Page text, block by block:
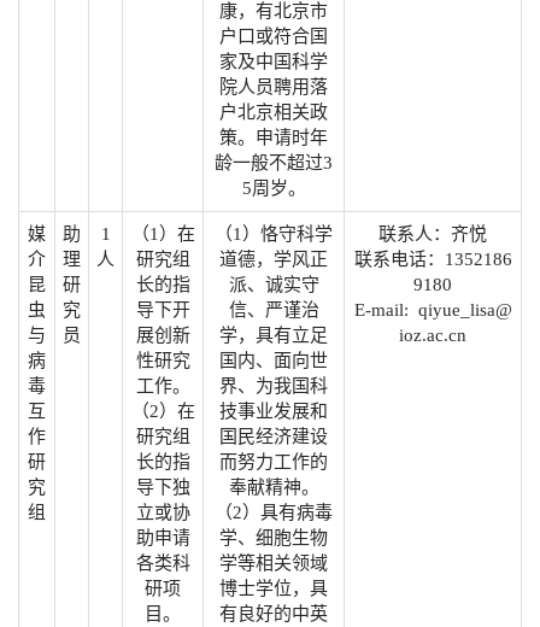
康，有北京市
户口或符合国
家及中国科学
院人员聘用落
户北京相关政
策。申请时年
龄一般不超过3
5周岁。
媒
介
昆
虫
与
病
毒
互
作
研
究
组
助
理
研
究
员
1
人
（1）在
研究组
长的指
导下开
展创新
性研究
工作。
（2）在
研究组
长的指
导下独
立或协
助申请
各类科
研项
目。
（1）恪守科学
道德，学风正
派、诚实守
信、严谨治
学，具有立足
国内、面向世
界、为我国科
技事业发展和
国民经济建设
而努力工作的
奉献精神。
（2）具有病毒
学、细胞生物
学等相关领域
博士学位，具
有良好的中英
联系人：齐悦
联系电话：1352186
9180
E-mail: qiyue_lisa@
ioz.ac.cn